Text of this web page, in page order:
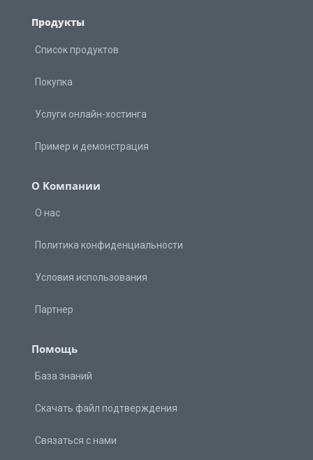
Продукты
Список продуктов
Покупка
Услуги онлайн-хостинга
Пример и демонстрация
О Kомпании
О нас
Политика конфиденциальности
Условия использования
Партнер
Помощь
База знаний
Скачать файл подтверждения
Связаться с нами